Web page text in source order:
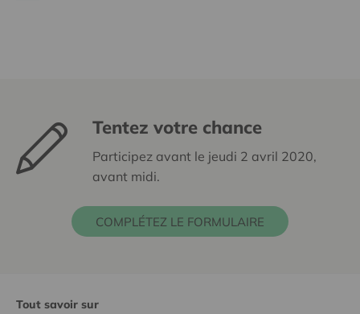
Tentez votre chance
Participez avant le jeudi 2 avril 2020,
avant midi.
COMPLÉTEZ LE FORMULAIRE
Tout savoir sur